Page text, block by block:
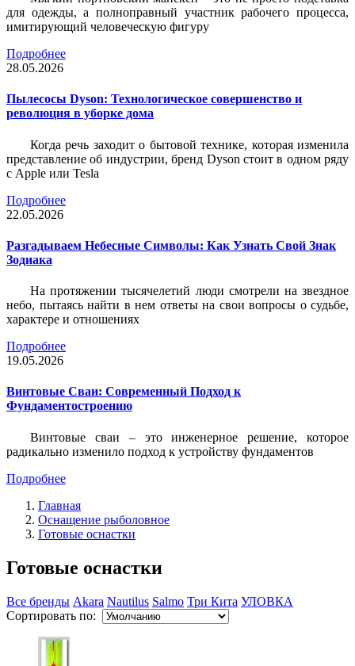
для одежды, а полноправный участник рабочего процесса,
имитирующий человеческую фигуру
Подробнее
28.05.2026
Пылесосы Dyson: Технологическое совершенство и
революция в уборке дома
Когда речь заходит о бытовой технике, которая изменила
представление об индустрии, бренд Dyson стоит в одном ряду
с Apple или Tesla
Подробнее
22.05.2026
Разгадываем Небесные Символы: Как Узнать Свой Знак
Зодиака
На протяжении тысячелетий люди смотрели на звездное
небо, пытаясь найти в нем ответы на свои вопросы о судьбе,
характере и отношениях
Подробнее
19.05.2026
Винтовые Сваи: Современный Подход к
Фундаментостроению
Винтовые сваи – это инженерное решение, которое
радикально изменило подход к устройству фундаментов
Подробнее
Главная
Оснащение рыболовное
Готовые оснастки
Готовые оснастки
Все бренды Akara Nautilus Salmo Три Кита УЛОВКА
Сортировать по: